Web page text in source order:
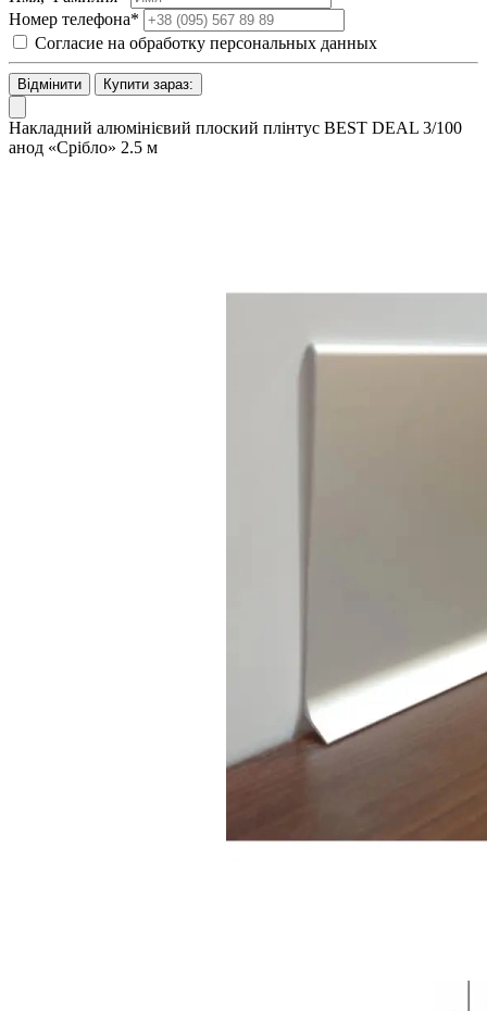
Номер телефона*
Согласие на обработку персональных данных
Відмінити Купити зараз:
Накладний алюмінієвий плоский плінтус BEST DEAL 3/100
анод «Срібло» 2.5 м